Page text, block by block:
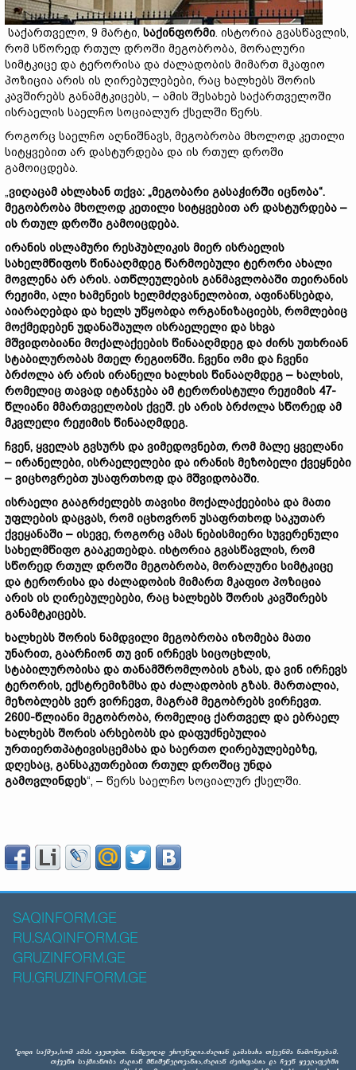
საქართველო, 9 მარტი, საქინფორმი. ისტორია გვასწავლის,
რომ სწორედ რთულ დროში მეგობრობა, მორალური
სიმტკიცე და ტერორისა და ძალადობის მიმართ მკაფიო
პოზიცია არის ის ღირებულებები, რაც ხალხებს შორის
კავშირებს განამტკიცებს, – ამის შესახებ საქართველოში
ისრაელის საელჩო სოციალურ ქსელში წერს.
როგორც საელჩო აღნიშნავს, მეგობრობა მხოლოდ კეთილი
სიტყვებით არ დასტურდება და ის რთულ დროში
გამოიცდება.
„ვიღაცამ ახლახან თქვა: „მეგობარი გასაჭირში იცნობა“.
მეგობრობა მხოლოდ კეთილი სიტყვებით არ დასტურდება –
ის რთულ დროში გამოიცდება.
ირანის ისლამური რესპუბლიკის მიერ ისრაელის
სახელმწიფოს წინააღმდეგ წარმოებული ტერორი ახალი
მოვლენა არ არის. ათწლეულების განმავლობაში თეირანის
რეჟიმი, ალი ხამენეის ხელმძღვანელობით, აფინანსებდა,
აიარაღებდა და ხელს უწყობდა ორგანიზაციებს, რომლებიც
მოქმედებენ უდანაშაულო ისრაელელი და სხვა
მშვიდობიანი მოქალაქეების წინააღმდეგ და ძირს უთხრიან
სტაბილურობას მთელ რეგიონში. ჩვენი ომი და ჩვენი
ბრძოლა არ არის ირანელი ხალხის წინააღმდეგ – ხალხის,
რომელიც თავად იტანჯება ამ ტერორისტული რეჟიმის 47-
წლიანი მმართველობის ქვეშ. ეს არის ბრძოლა სწორედ ამ
მკვლელი რეჟიმის წინააღმდეგ.
ჩვენ, ყველას გვსურს და ვიმედოვნებთ, რომ მალე ყველანი
– ირანელები, ისრაელელები და ირანის მეზობელი ქვეყნები
– ვიცხოვრებთ უსაფრთხოდ და მშვიდობაში.
ისრაელი გააგრძელებს თავისი მოქალაქეებისა და მათი
უფლების დაცვას, რომ იცხოვრონ უსაფრთხოდ საკუთარ
ქვეყანაში – ისევე, როგორც ამას ნებისმიერი სუვერენული
სახელმწიფო გააკეთებდა. ისტორია გვასწავლის, რომ
სწორედ რთულ დროში მეგობრობა, მორალური სიმტკიცე
და ტერორისა და ძალადობის მიმართ მკაფიო პოზიცია
არის ის ღირებულებები, რაც ხალხებს შორის კავშირებს
განამტკიცებს.
ხალხებს შორის ნამდვილი მეგობრობა იზომება მათი
უნარით, გაარჩიონ თუ ვინ ირჩევს სიცოცხლის,
სტაბილურობისა და თანამშრომლობის გზას, და ვინ ირჩევს
ტერორის, ექსტრემიზმსა და ძალადობის გზას. მართალია,
მეზობლებს ვერ ვირჩევთ, მაგრამ მეგობრებს ვირჩევთ.
2600-წლიანი მეგობრობა, რომელიც ქართველ და ებრაელ
ხალხებს შორის არსებობს და დაფუძნებულია
ურთიერთპატივისცემასა და საერთო ღირებულებებზე,
დღესაც, განსაკუთრებით რთულ დროშიც უნდა
გამოვლინდეს“, – წერს საელჩო სოციალურ ქსელში.
SAQINFORM.GE
RU.SAQINFORM.GE
GRUZINFORM.GE
RU.GRUZINFORM.GE